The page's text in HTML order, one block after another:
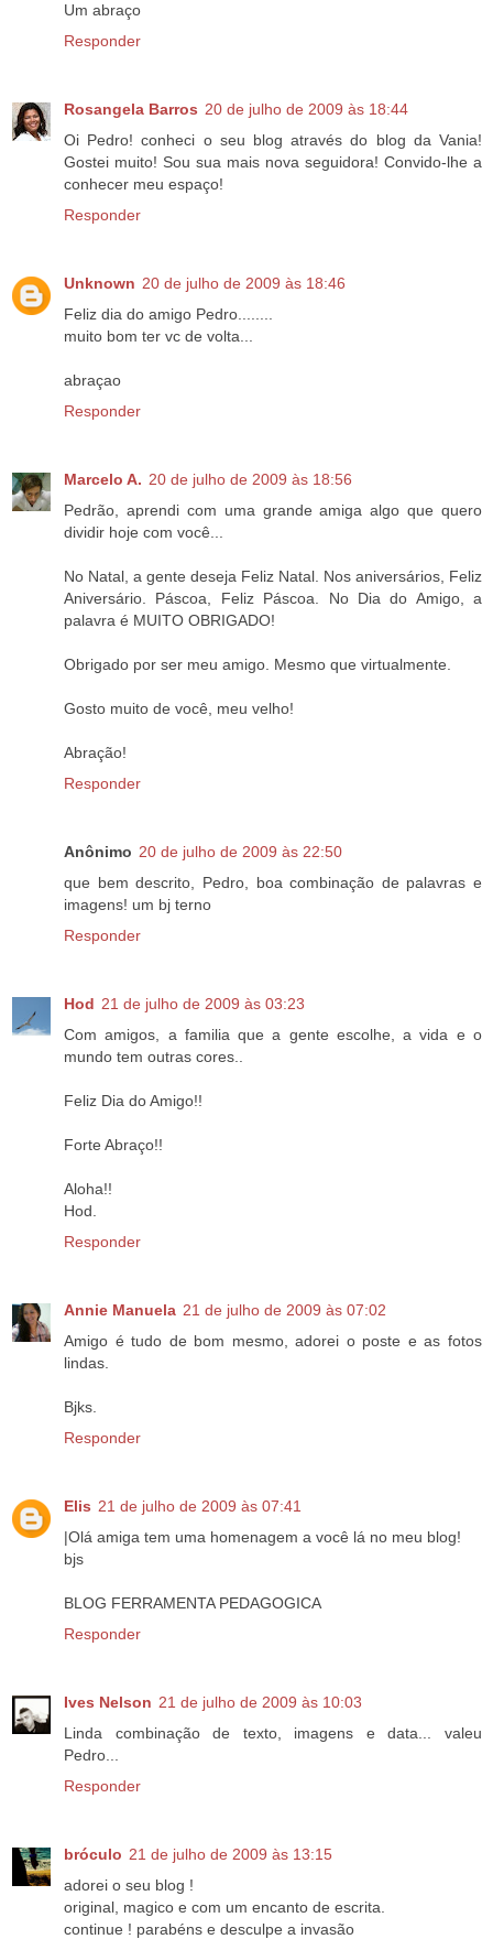
Um abraço
Responder
Rosangela Barros 20 de julho de 2009 às 18:44
Oi Pedro! conheci o seu blog através do blog da Vania!
Gostei muito! Sou sua mais nova seguidora! Convido-lhe a
conhecer meu espaço!
Responder
Unknown 20 de julho de 2009 às 18:46
Feliz dia do amigo Pedro........
muito bom ter vc de volta...
abraçao
Responder
Marcelo A. 20 de julho de 2009 às 18:56
Pedrão, aprendi com uma grande amiga algo que quero
dividir hoje com você...
No Natal, a gente deseja Feliz Natal. Nos aniversários, Feliz
Aniversário. Páscoa, Feliz Páscoa. No Dia do Amigo, a
palavra é MUITO OBRIGADO!
Obrigado por ser meu amigo. Mesmo que virtualmente.
Gosto muito de você, meu velho!
Abração!
Responder
Anônimo 20 de julho de 2009 às 22:50
que bem descrito, Pedro, boa combinação de palavras e
imagens! um bj terno
Responder
Hod 21 de julho de 2009 às 03:23
Com amigos, a familia que a gente escolhe, a vida e o
mundo tem outras cores..
Feliz Dia do Amigo!!
Forte Abraço!!
Aloha!!
Hod.
Responder
Annie Manuela 21 de julho de 2009 às 07:02
Amigo é tudo de bom mesmo, adorei o poste e as fotos
lindas.
Bjks.
Responder
Elis 21 de julho de 2009 às 07:41
|Olá amiga tem uma homenagem a você lá no meu blog!
bjs
BLOG FERRAMENTA PEDAGOGICA
Responder
Ives Nelson 21 de julho de 2009 às 10:03
Linda combinação de texto, imagens e data... valeu
Pedro...
Responder
bróculo 21 de julho de 2009 às 13:15
adorei o seu blog !
original, magico e com um encanto de escrita.
continue ! parabéns e desculpe a invasão